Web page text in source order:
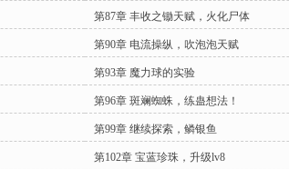
第87章 丰收之锄天赋，火化尸体
第90章 电流操纵，吹泡泡天赋
第93章 魔力球的实验
第96章 斑斓蜘蛛，练蛊想法！
第99章 继续探索，鳞银鱼
第102章 宝蓝珍珠，升级lv8